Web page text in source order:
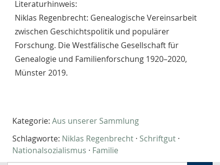
Literaturhinweis:
Niklas Regenbrecht: Genealogische Vereinsarbeit
zwischen Geschichtspolitik und populärer
Forschung. Die Westfälische Gesellschaft für
Genealogie und Familienforschung 1920–2020,
Münster 2019.
Kategorie: Aus unserer Sammlung
Schlagworte: Niklas Regenbrecht · Schriftgut ·
Nationalsozialismus · Familie